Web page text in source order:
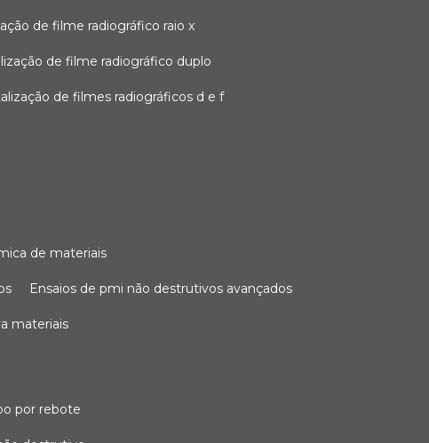
de filme radiográfico raio x
de filme radiográfico duplo
de filmes radiográficos d e f
de materiais
ensaios de pmi não destrutivos avançados
materiais
por rebote